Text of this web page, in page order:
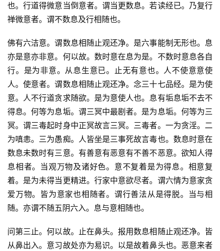
也。行道得微意当倒意者。谓当更数息。若读经已。乃复行
禅微意者。谓不数息及行相随也。
佛有六洁意。谓数息相随止观还净。是六事能制无形也。息
亦是意亦非意。何以故。数时意在息为是。不数时意息各自
行。是为非意。从息生意已。止无有意也。人不使意意使
人。使意者。谓数息相随止观还净。念三十七品经。是为使
意。人不行道贪求随欲。是为意使人也。息有垢息垢不去不
得息。何等为息垢。谓三冥中最剧者。是为息垢。何等为三
冥。谓三毒起时身中正冥故言三冥。三毒者。一为贪淫。二
为嗔恚。三为愚痴。人皆坐是三事死故言毒也。数息时意在
数息未数时有三意。有善意有恶意有不善不恶意。欲知人得
息相者。当观万物及诸好色。意不复着是为得息。相意复
着。是为未得当更精进。行家中意欲尽者。谓六情为意家贪
爱万物。皆为意家也相随者。谓行善法从是得脱。当与相
随。亦谓不随五阴六入。息与意相随也。
问第三止。何以故。止在鼻头。报用数息相随止观还净。皆
从鼻出入。意习故处亦为易识。以是故着鼻头也。恶意来者